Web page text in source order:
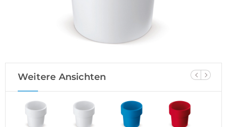
Weitere Ansichten